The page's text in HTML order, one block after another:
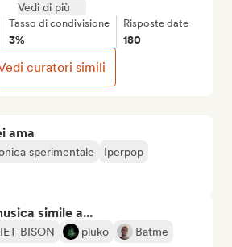
ama
sperimentale
Iperpop
simile a...
BISON pluko
Batme
Vedi di più
Tasso di condivisione
3%
Risposte date
180
curatori simili